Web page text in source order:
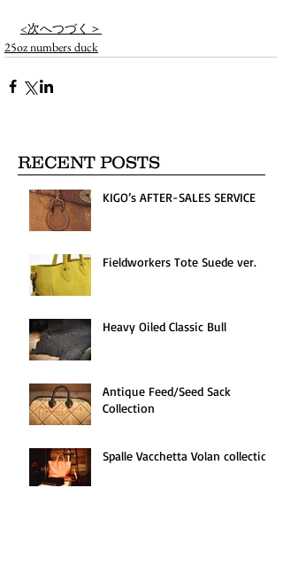
<次へつづく＞
25oz numbers duck
RECENT POSTS
KIGO’s AFTER-SALES SERVICE
Fieldworkers Tote Suede ver.
Heavy Oiled Classic Bull
Antique Feed/Seed Sack
Collection
Spalle Vacchetta Volan collection